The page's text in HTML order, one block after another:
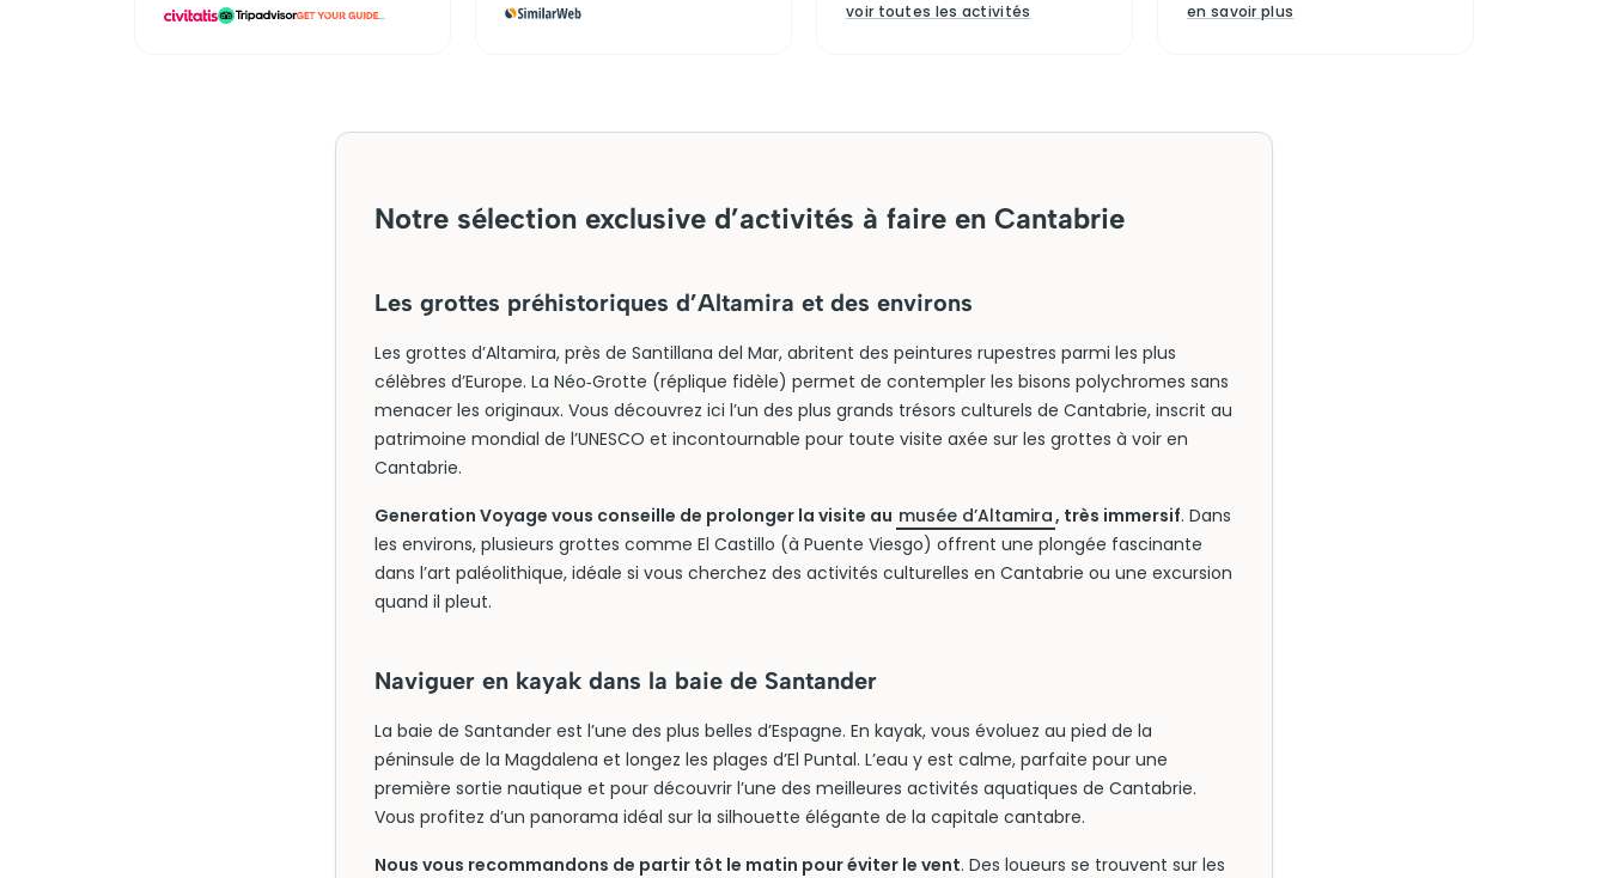
... voir toutes les activités en savoir plus
Notre sélection exclusive d’activités à faire en Cantabrie
Les grottes préhistoriques d’Altamira et des environs
Les grottes d’Altamira, près de Santillana del Mar, abritent des peintures rupestres parmi les plus
célèbres d’Europe. La Néo‑Grotte (réplique fidèle) permet de contempler les bisons polychromes sans
menacer les originaux. Vous découvrez ici l’un des plus grands trésors culturels de Cantabrie, inscrit au
patrimoine mondial de l’UNESCO et incontournable pour toute visite axée sur les grottes à voir en
Cantabrie.
Generation Voyage vous conseille de prolonger la visite au musée d’Altamira, très immersif. Dans
les environs, plusieurs grottes comme El Castillo (à Puente Viesgo) offrent une plongée fascinante
dans l’art paléolithique, idéale si vous cherchez des activités culturelles en Cantabrie ou une excursion
quand il pleut.
Naviguer en kayak dans la baie de Santander
La baie de Santander est l’une des plus belles d’Espagne. En kayak, vous évoluez au pied de la
péninsule de la Magdalena et longez les plages d’El Puntal. L’eau y est calme, parfaite pour une
première sortie nautique et pour découvrir l’une des meilleures activités aquatiques de Cantabrie.
Vous profitez d’un panorama idéal sur la silhouette élégante de la capitale cantabre.
Nous vous recommandons de partir tôt le matin pour éviter le vent. Des loueurs se trouvent sur les